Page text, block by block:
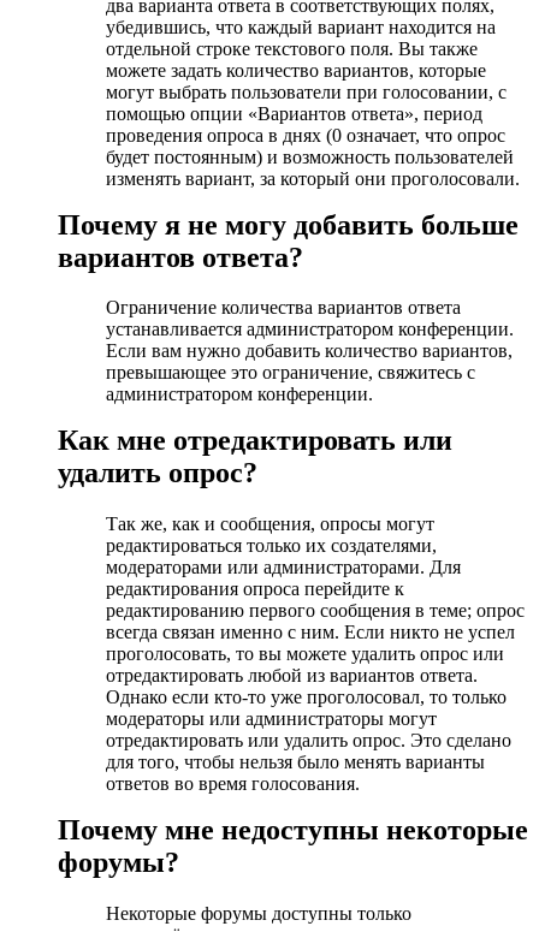
два варианта ответа в соответствующих полях,
убедившись, что каждый вариант находится на
отдельной строке текстового поля. Вы также
можете задать количество вариантов, которые
могут выбрать пользователи при голосовании, с
помощью опции «Вариантов ответа», период
проведения опроса в днях (0 означает, что опрос
будет постоянным) и возможность пользователей
изменять вариант, за который они проголосовали.
Почему я не могу добавить больше
вариантов ответа?
Ограничение количества вариантов ответа
устанавливается администратором конференции.
Если вам нужно добавить количество вариантов,
превышающее это ограничение, свяжитесь с
администратором конференции.
Как мне отредактировать или
удалить опрос?
Так же, как и сообщения, опросы могут
редактироваться только их создателями,
модераторами или администраторами. Для
редактирования опроса перейдите к
редактированию первого сообщения в теме; опрос
всегда связан именно с ним. Если никто не успел
проголосовать, то вы можете удалить опрос или
отредактировать любой из вариантов ответа.
Однако если кто-то уже проголосовал, то только
модераторы или администраторы могут
отредактировать или удалить опрос. Это сделано
для того, чтобы нельзя было менять варианты
ответов во время голосования.
Почему мне недоступны некоторые
форумы?
Некоторые форумы доступны только